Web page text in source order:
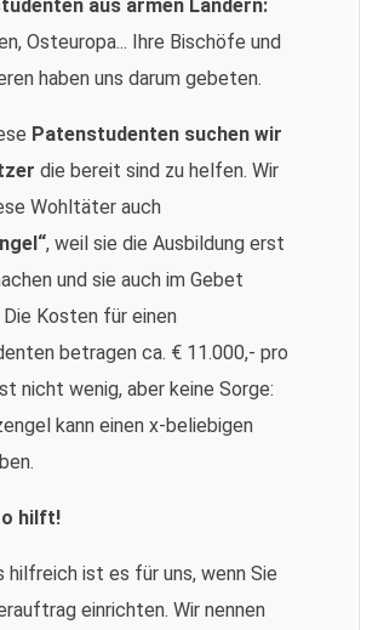
aus armen Ländern:
Osteuropa... Ihre Bischöfe und
haben uns darum gebeten.
Patenstudenten suchen wir
die bereit sind zu helfen. Wir
Wohltäter auch
, weil sie die Ausbildung erst
und sie auch im Gebet
Kosten für einen
betragen ca. € 11.000,- pro
nicht wenig, aber keine Sorge:
kann einen x-beliebigen
hilft!
hilfreich ist es für uns, wenn Sie
einrichten. Wir nennen